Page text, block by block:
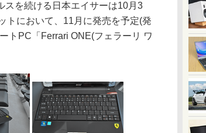
を続ける日本エイサーは10月3
トにおいて、11月に発売を予定(発
トPC「Ferrari ONE(フェラーリ ワ